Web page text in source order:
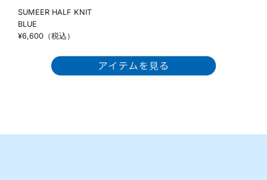
SUMEER HALF KNIT
BLUE
¥6,600（税込）